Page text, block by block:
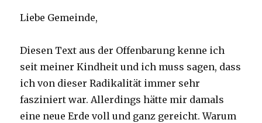
Liebe Gemeinde,
Diesen Text aus der Offenbarung kenne ich
seit meiner Kindheit und ich muss sagen, dass
ich von dieser Radikalität immer sehr
fasziniert war. Allerdings hätte mir damals
eine neue Erde voll und ganz gereicht. Warum